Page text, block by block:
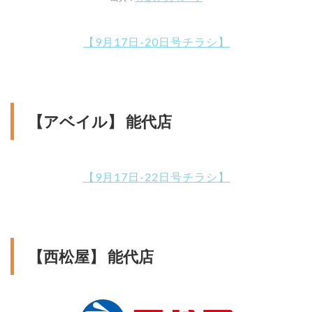
【9月17日-20日号チラシ】
【アベイル】 能代店
【9月17日-22日号チラシ】
【西松屋】 能代店